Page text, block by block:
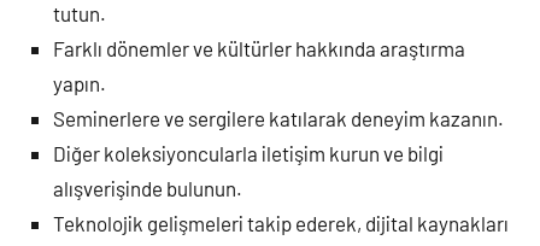
tutun.
Farklı dönemler ve kültürler hakkında araştırma
yapın.
Seminerlere ve sergilere katılarak deneyim kazanın.
Diğer koleksiyoncularla iletişim kurun ve bilgi
alışverişinde bulunun.
Teknolojik gelişmeleri takip ederek, dijital kaynakları